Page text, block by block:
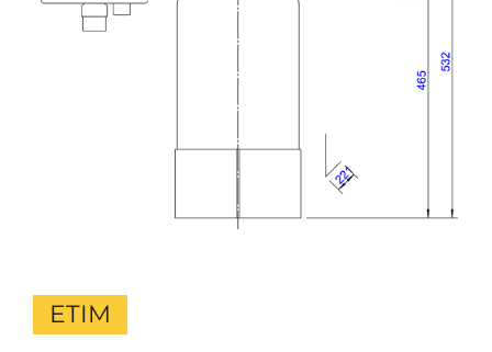
ETIM